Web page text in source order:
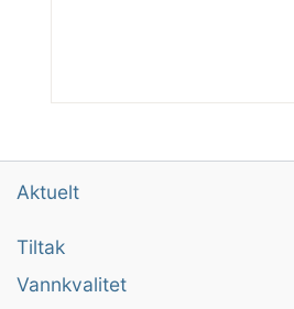
Aktuelt
Tiltak
Vannkvalitet